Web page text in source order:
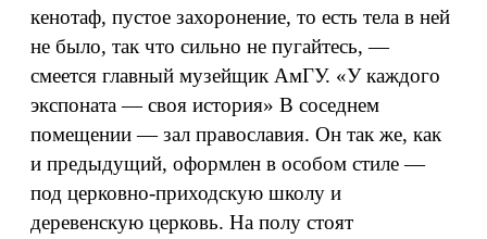
кенотаф, пустое захоронение, то есть тела в ней
не было, так что сильно не пугайтесь, —
смеется главный музейщик АмГУ. «У каждого
экспоната — своя история» В соседнем
помещении — зал православия. Он так же, как
и предыдущий, оформлен в особом стиле —
под церковно-приходскую школу и
деревенскую церковь. На полу стоят